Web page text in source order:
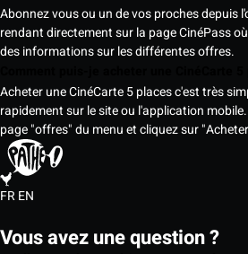
Abonnez vous ou un de vos proches depuis
rendant directement sur la page CinéPass
des informations sur les différentes offres.
Acheter une CinéCarte 5 places c'est très
rapidement sur le site ou l'application
page "offres" du menu et cliquez sur
FREN
Vous avez une question ?